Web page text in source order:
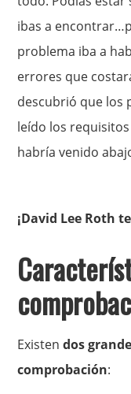
ibas a
problema iba a
errores que
descubrió que los
leído los
habría venido
¡David Lee Roth
Existendos
comprobación: